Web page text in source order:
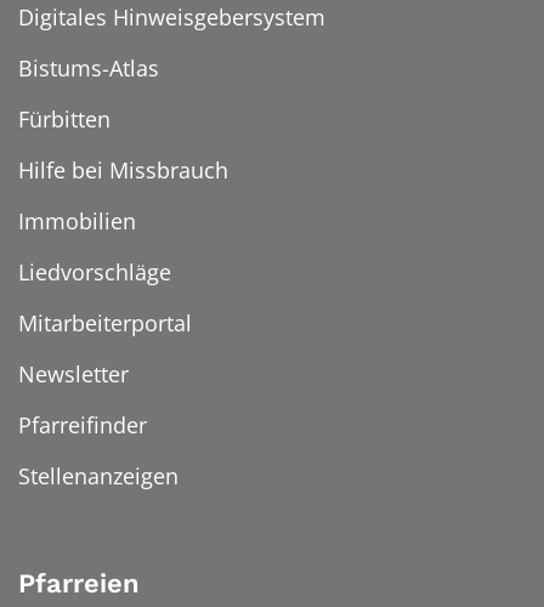
Digitales Hinweisgebersystem
Bistums-Atlas
Fürbitten
Hilfe bei Missbrauch
Immobilien
Liedvorschläge
Mitarbeiterportal
Newsletter
Pfarreifinder
Stellenanzeigen
Pfarreien